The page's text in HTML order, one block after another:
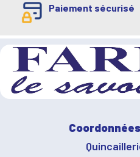
Paiement sécurisé